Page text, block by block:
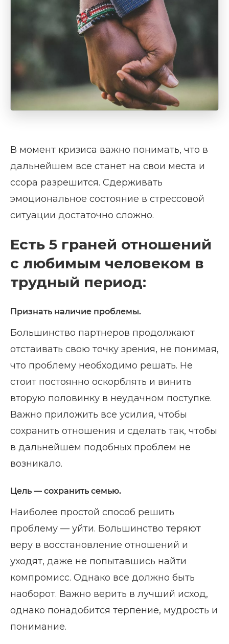
В момент кризиса важно понимать, что в
дальнейшем все станет на свои места и
ссора разрешится. Сдерживать
эмоциональное состояние в стрессовой
ситуации достаточно сложно.
Есть 5 граней отношений
с любимым человеком в
трудный период:
Признать наличие проблемы.
Большинство партнеров продолжают
отстаивать свою точку зрения, не понимая,
что проблему необходимо решать. Не
стоит постоянно оскорблять и винить
вторую половинку в неудачном поступке.
Важно приложить все усилия, чтобы
сохранить отношения и сделать так, чтобы
в дальнейшем подобных проблем не
возникало.
Цель — сохранить семью.
Наиболее простой способ решить
проблему — уйти. Большинство теряют
веру в восстановление отношений и
уходят, даже не попытавшись найти
компромисс. Однако все должно быть
наоборот. Важно верить в лучший исход,
однако понадобится терпение, мудрость и
понимание.